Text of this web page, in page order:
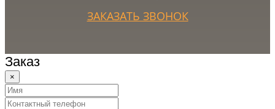
ЗАКАЗАТЬ ЗВОНОК
Заказ
×